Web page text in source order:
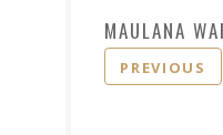
MAULANA
PREVIOUS